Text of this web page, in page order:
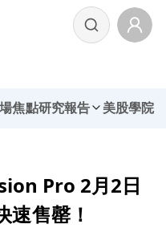
焦點研究報告 美股學院
Pro 2月2日
速售罄！